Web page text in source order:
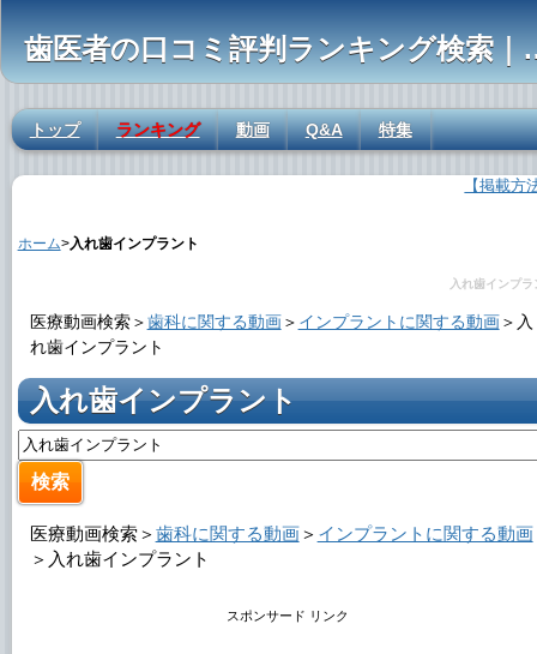
歯医者の口コ
トップ ランキング 動画 Q&A 特集
【掲載方
ホーム>入れ歯インプラント
入れ歯インプラ
医療動画検索＞歯科に関する動画＞ インプラントに関する動画＞ 入
れ歯インプラント
入れ歯インプラント
医療動画検索＞ 歯科に関する動画＞ インプラントに関する動画
＞ 入れ歯インプラント
スポンサード リンク